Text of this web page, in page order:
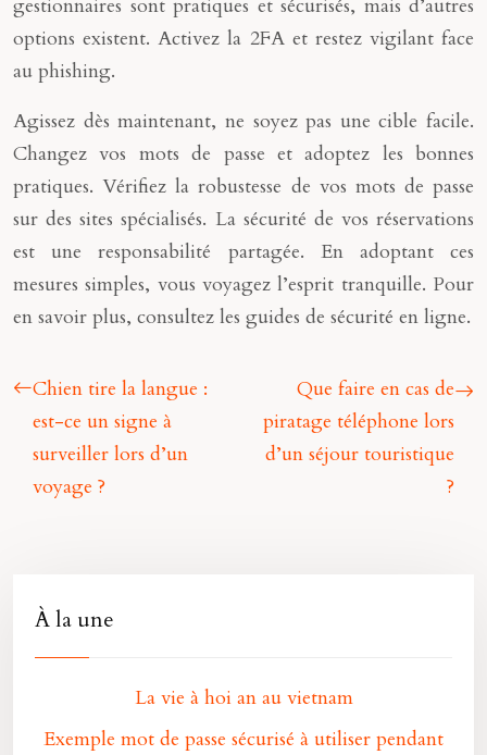
gestionnaires sont pratiques et sécurisés, mais d’autres
options existent. Activez la 2FA et restez vigilant face
au phishing.
Agissez dès maintenant, ne soyez pas une cible facile.
Changez vos mots de passe et adoptez les bonnes
pratiques. Vérifiez la robustesse de vos mots de passe
sur des sites spécialisés. La sécurité de vos réservations
est une responsabilité partagée. En adoptant ces
mesures simples, vous voyagez l’esprit tranquille. Pour
en savoir plus, consultez les guides de sécurité en ligne.
Chien tire la langue :
est-ce un signe à
surveiller lors d’un
voyage ?
Que faire en cas de
piratage téléphone lors
d’un séjour touristique
?
À la une
La vie à hoi an au vietnam
Exemple mot de passe sécurisé à utiliser pendant